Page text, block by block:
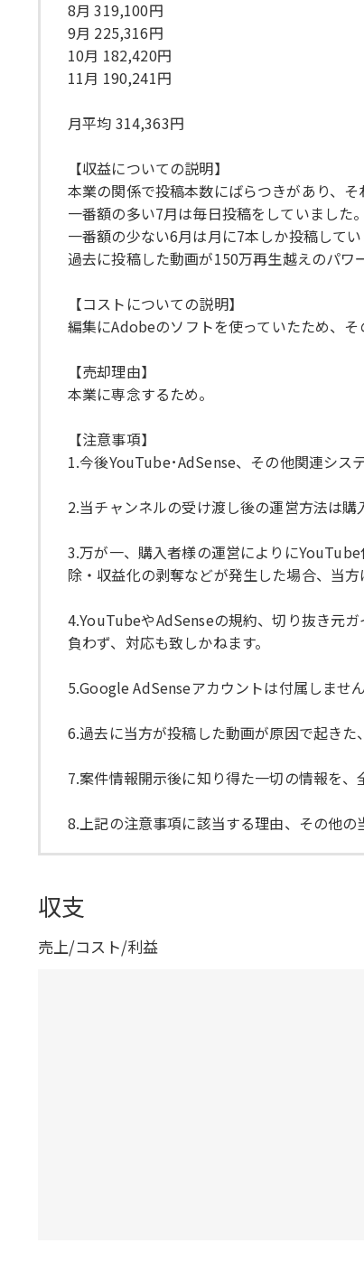
8月 319,100円
9月 225,316円
10月 182,420円
11月 190,241円
月平均 314,363円
【収益についての説明】
本業の関係で投稿本数にばらつきがあり、
一番額の多い7月は毎日投稿をしていました。
一番額の少ない6月は月に7本しか投稿してい
過去に投稿した動画が150万再生越えのパワ
【コストについての説明】
編集にAdobeのソフトを使っていたため、
【売却理由】
本業に専念するため。
【注意事項】
1.今後YouTube･AdSense、その他関連シス
2.当チャンネルの受け渡し後の運営方法は購
3.万が一、購入者様の運営によりに
除・収益化の剥奪などが発生した場合、当
4.YouTubeやAdSenseの規約、切り抜き元
負わず、対応も致しかねます。
5.Google AdSenseアカウントは付属しませ
6.過去に当方が投稿した動画が原因で起き
7.案件情報開示後に知り得た一切の情報を、
8.上記の注意事項に該当する理由、その他
収支
売上/コスト/利益